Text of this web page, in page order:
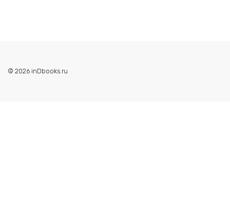
© 2026 inDbooks.ru